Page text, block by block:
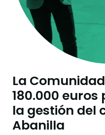
La
180.000
la gestión del
Abanilla